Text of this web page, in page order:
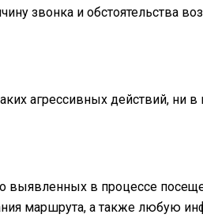
звонка и обстоятельства
агрессивных действий, ни в
выявленных в процессе
маршрута, а также любую